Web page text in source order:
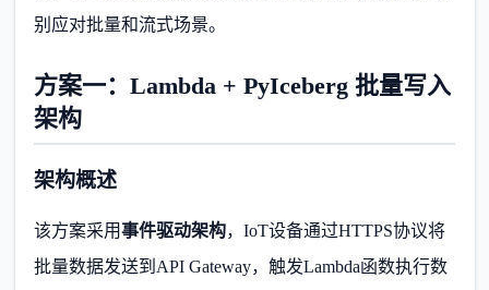
别应对批量和流式场景。
方案一：Lambda + PyIceberg 批量写入
架构
架构概述
该方案采用事件驱动架构，IoT设备通过HTTPS协议将
批量数据发送到API Gateway，触发Lambda函数执行数